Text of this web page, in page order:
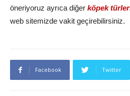
öneriyoruz ayrıca diğer köpek
web sitemizde vakit geçirebilirsiniz.
Facebook Twitter